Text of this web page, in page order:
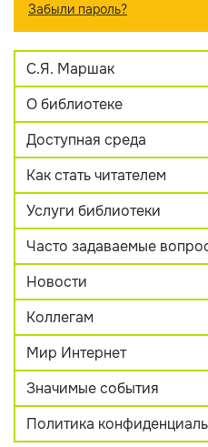
Забыли пароль?
С.Я. Маршак
О библиотеке
Доступная среда
Как стать читателем
Услуги библиотеки
Часто задаваемые
Новости
Коллегам
Мир Интернет
Значимые события
Политика